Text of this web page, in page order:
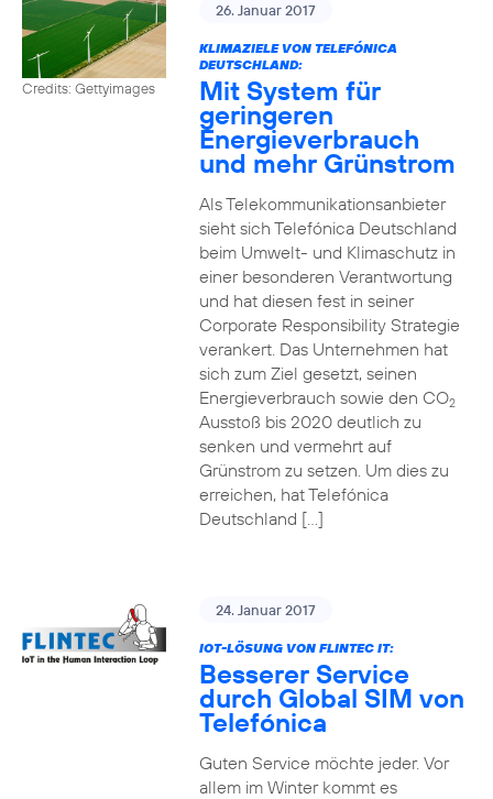
Credits: Gettyimages
26. Januar 2017
KLIMAZIELE VON TELEFÓNICA
DEUTSCHLAND:
Mit System für
geringeren
Energieverbrauch
und mehr Grünstrom
Als Telekommunikationsanbieter
sieht sich Telefónica Deutschland
beim Umwelt- und Klimaschutz in
einer besonderen Verantwortung
und hat diesen fest in seiner
Corporate Responsibility Strategie
verankert. Das Unternehmen hat
sich zum Ziel gesetzt, seinen
Energieverbrauch sowie den CO2
Ausstoß bis 2020 deutlich zu
senken und vermehrt auf
Grünstrom zu setzen. Um dies zu
erreichen, hat Telefónica
Deutschland […]
24. Januar 2017
IOT-LÖSUNG VON FLINTEC IT:
Besserer Service
durch Global SIM von
Telefónica
Guten Service möchte jeder. Vor
allem im Winter kommt es